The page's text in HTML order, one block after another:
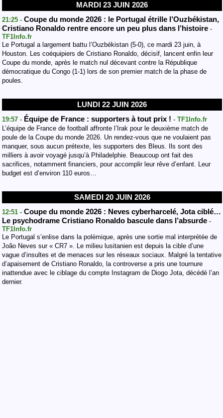
MARDI 23 JUIN 2026
21:25 - Coupe du monde 2026 : le Portugal étrille l’Ouzbékistan,
Cristiano Ronaldo rentre encore un peu plus dans l’histoire -
TF1Info.fr
Le Portugal a largement battu l’Ouzbékistan (5-0), ce mardi 23 juin, à
Houston. Les coéquipiers de Cristiano Ronaldo, décisif, lancent enfin leur
Coupe du monde, après le match nul décevant contre la République
démocratique du Congo (1-1) lors de son premier match de la phase de
poules.
LUNDI 22 JUIN 2026
19:57 - Équipe de France : supporters à tout prix ! - TF1Info.fr
L’équipe de France de football affronte l’Irak pour le deuxième match de
poule de la Coupe du monde 2026. Un rendez-vous que ne voulaient pas
manquer, sous aucun prétexte, les supporters des Bleus. Ils sont des
milliers à avoir voyagé jusqu’à Philadelphie. Beaucoup ont fait des
sacrifices, notamment financiers, pour accomplir leur rêve d’enfant. Leur
budget est d’environ 110 euros…
SAMEDI 20 JUIN 2026
12:51 - Coupe du monde 2026 : Neves cyberharcelé, Jota ciblé…
Le psychodrame Cristiano Ronaldo bascule dans l’absurde -
TF1Info.fr
Le Portugal s’enlise dans la polémique, après une sortie mal interprétée de
João Neves sur « CR7 ». Le milieu lusitanien est depuis la cible d’une
vague d’insultes et de menaces sur les réseaux sociaux. Malgré la tentative
d’apaisement de Cristiano Ronaldo, la controverse a pris une tournure
inattendue avec le ciblage du compte Instagram de Diogo Jota, décédé l’an
dernier.